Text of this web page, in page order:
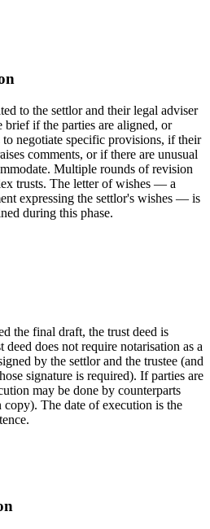
to the settlor and their legal adviser
brief if the parties are aligned, or
negotiate specific provisions, if their
comments, or if there are unusual
Multiple rounds of revision
trusts. The letter of wishes — a
expressing the settlor's wishes — is
during this phase.
the final draft, the trust deed is
does not require notarisation as a
by the settlor and the trustee (and
signature is required). If parties are
may be done by counterparts
The date of execution is the